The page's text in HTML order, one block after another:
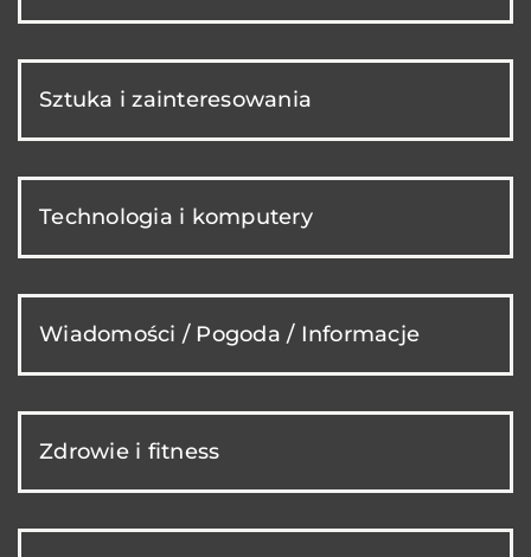
Sztuka i zainteresowania
Technologia i komputery
Wiadomości / Pogoda / Informacje
Zdrowie i fitness